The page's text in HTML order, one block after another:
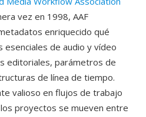
vez en 1998, AAF
enriquecido qué
de audio y vídeo
editoriales, parámetros de
de línea de tiempo.
valioso en flujos de trabajo
proyectos se mueven entre